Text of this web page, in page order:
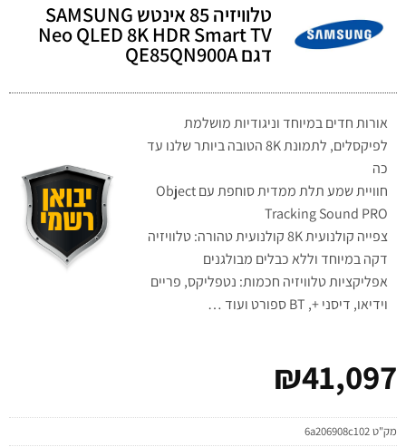
טלוויזיה 85 אינטש SAMSUNG
Neo QLED 8K HDR Smart TV
דגם QE85QN900A
אורות חדים במיוחד וניגודיות מושלמת
לפיקסלים, לתמונת 8K הטובה ביותר שלנו עד
כה
חוויית שמע תלת ממדית סוחפת עם Object
Tracking Sound PRO
צפייה קולנועית 8K קולנועית טהורה: טלוויזיה
דקה במיוחד וללא כבלים מבולגנים
אפליקציות טלוויזיה חכמות: נטפליקס, פריים
וידיאו, דיסני +, BT ספורט ועוד …
₪41,097
מק"ט6a206908c102